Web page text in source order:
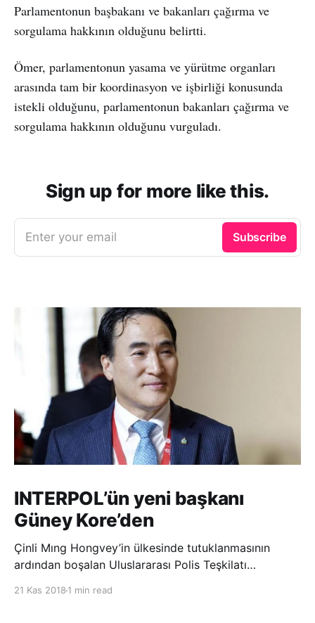
Parlamentonun başbakanı ve bakanları çağırma ve
sorgulama hakkının olduğunu belirtti.
Ömer, parlamentonun yasama ve yürütme organları
arasında tam bir koordinasyon ve işbirliği konusunda
istekli olduğunu, parlamentonun bakanları çağırma ve
sorgulama hakkının olduğunu vurguladı.
Sign up for more like this.
Enter your email Subscribe
INTERPOL’ün yeni başkanı
Güney Kore’den
Çinli Mıng Hongvey’in ülkesinde tutuklanmasının
ardından boşalan Uluslararası Polis Teşkilatı
21 Kas 2018 1 min read